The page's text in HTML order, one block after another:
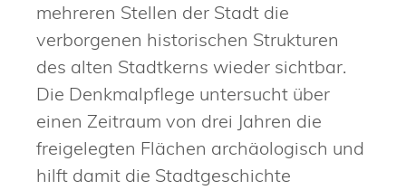
mehreren Stellen der Stadt die
verborgenen historischen Strukturen
des alten Stadtkerns wieder sichtbar.
Die Denkmalpflege untersucht über
einen Zeitraum von drei Jahren die
freigelegten Flächen archäologisch und
hilft damit die Stadtgeschichte